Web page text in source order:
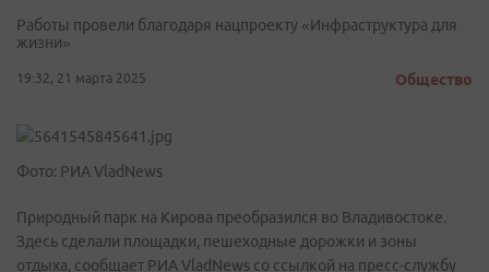
Работы провели благодаря нацпроекту «Инфраструктура для
жизни»
19:32, 21 марта 2025 Общество
Фото: РИА VladNews
Природный парк на Кирова преобразился во Владивостоке.
Здесь сделали площадки, пешеходные дорожки и зоны
отдыха, сообщает РИА VladNews со ссылкой на пресс-службу